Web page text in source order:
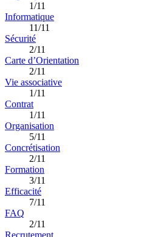
1/11
Informatique
11/11
Sécurité
2/11
Carte d’Orientation
2/11
Vie associative
1/11
Contrat
1/11
Organisation
5/11
Concrétisation
2/11
Formation
3/11
Efficacité
7/11
FAQ
2/11